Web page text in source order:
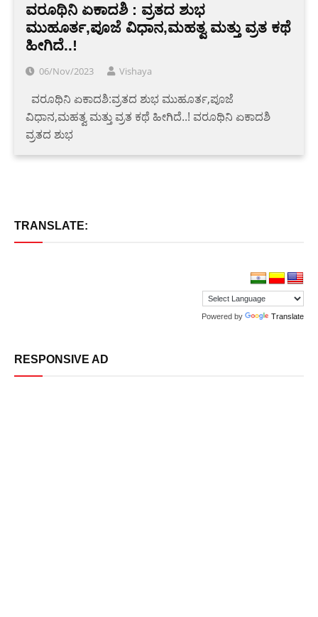
ವರೂಥಿನಿ ಏಕಾದಶಿ : ವ್ರತದ ಶುಭ
ಮುಹೂರ್ತ,ಪೂಜೆ ವಿಧಾನ,ಮಹತ್ವ ಮತ್ತು ವ್ರತ ಕಥೆ
ಹೀಗಿದೆ..!
06/Nov/2023 Vishaya
‌ ‌ ‌ವರೂಥಿನಿ ಏಕಾದಶಿ:ವ್ರತದ ಶುಭ ಮುಹೂರ್ತ,ಪೂಜೆ
ವಿಧಾನ,ಮಹತ್ವ ಮತ್ತು ವ್ರತ ಕಥೆ ಹೀಗಿದೆ..! ವರೂಥಿನಿ ಏಕಾದಶಿ
ವ್ರತದ ಶುಭ
TRANSLATE:
Powered by Translate
RESPONSIVE AD